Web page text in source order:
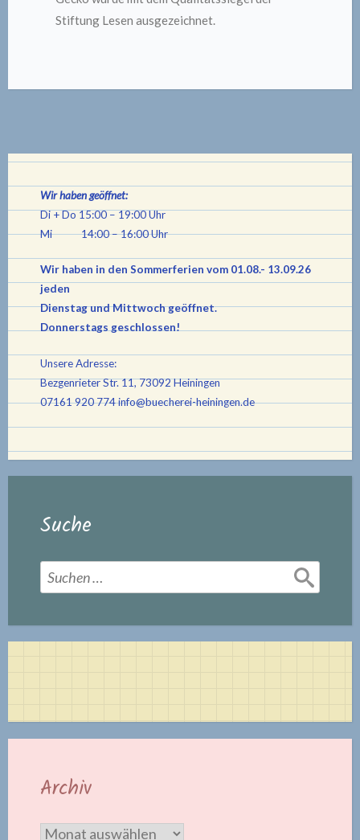
Stiftung Lesen ausgezeichnet.
Wir haben geöffnet:
Di + Do 15:00 – 19:00 Uhr
Mi 14:00 – 16:00 Uhr
Wir haben in den Sommerferien vom 01.08.- 13.09.26
jeden
Dienstag und Mittwoch geöffnet.
Donnerstags geschlossen!
Unsere Adresse:
Bezgenrieter Str. 11, 73092 Heiningen
07161 920 774info@buecherei-heiningen.de
Suche
Suchen
nach:
Archiv
Archiv